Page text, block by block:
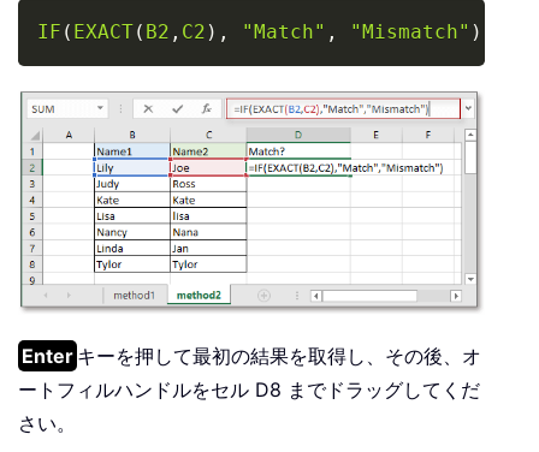
IF ( EXACT( B2 , C2 ) , "Match" , "Mismatch" )
Copy
Enter キーを押して最初の結果を取得し、その後、オ
ートフィルハンドルをセル D8 までドラッグしてくだ
さい。